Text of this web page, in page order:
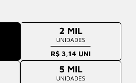
2 MIL
UNIDADES
R$ 3,14 UNI
5 MIL
UNIDADES